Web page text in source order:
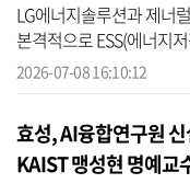
LG에너지솔루션과 제너
본격적으로 ESS(에너지
엄셀즈는 8일 미국 테네
2026-07-08 16:10:12
효성, AI융합연구원
KAIST 맹성현 명예교